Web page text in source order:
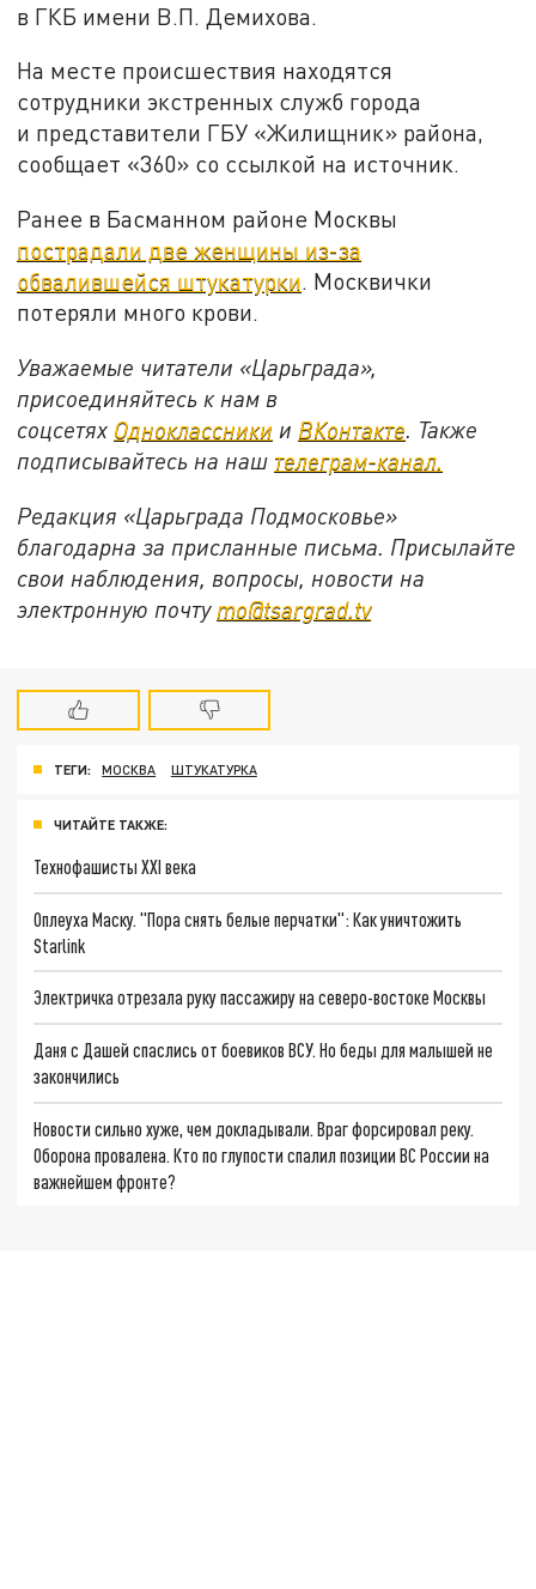
в ГКБ имени В.П. Демихова.
На месте происшествия находятся
сотрудники экстренных служб города
и представители ГБУ «Жилищник» района,
сообщает «360» со ссылкой на источник.
Ранее в Басманном районе Москвы
пострадали две женщины из-за
обвалившейся штукатурки. Москвички
потеряли много крови.
Уважаемые читатели «Царьграда»,
присоединяйтесь к нам в
соцсетях Одноклассники и ВКонтакте. Также
подписывайтесь на наш телеграм-канал.
Редакция «Царьграда Подмосковье»
благодарна за присланные письма. Присылайте
свои наблюдения, вопросы, новости на
электронную почту mo@tsargrad.tv
ТЕГИ: МОСКВА ШТУКАТУРКА
ЧИТАЙТЕ ТАКЖЕ:
Технофашисты XXI века
Оплеуха Маску. "Пора снять белые перчатки": Как уничтожить
Starlink
Электричка отрезала руку пассажиру на северо-востоке Москвы
Даня с Дашей спаслись от боевиков ВСУ. Но беды для малышей не
закончились
Новости сильно хуже, чем докладывали. Враг форсировал реку.
Оборона провалена. Кто по глупости спалил позиции ВС России на
важнейшем фронте?